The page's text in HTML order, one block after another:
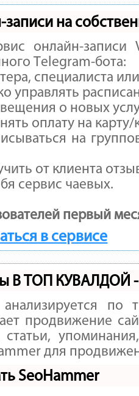
на
онлайн-
Telegram-бота:
специалиста
управлять
о новых
оплату на
на
от клиента
сервис чаевых.
первый
в сервисе
В ТОП КУВАЛДОЙ
продвижение
для
SeoHammer